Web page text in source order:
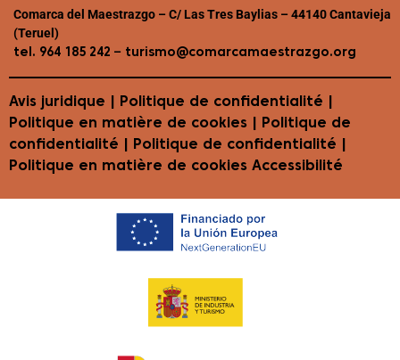
Comarca del Maestrazgo – C/ Las Tres Baylias – 44140 Cantavieja
(Teruel)
tel. 964 185 242 – turismo@comarcamaestrazgo.org
Avis juridique Politique de confidentialité
Politique en matière de cookies | Politique de
confidentialité | Politique de confidentialité |
Politique en matière de cookies Accessibilité